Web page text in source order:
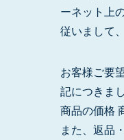
ーネット上
従いまして
お客様ご要
記につきま
商品の価格
また、返品